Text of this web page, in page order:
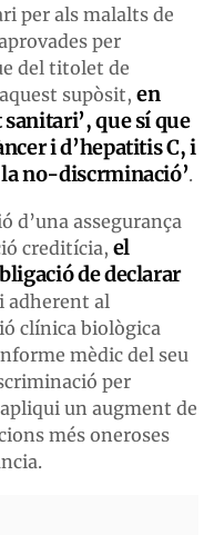
per als malalts de
per
del titolet de
supòsit, en
que sí que
i d’hepatitis C, i
la no-discrminació’.
d’una assegurança
creditícia, el
de declarar
adherent al
clínica biològica
mèdic del seu
per
un augment de
més oneroses